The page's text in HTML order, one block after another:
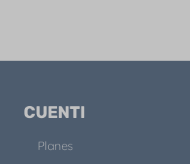
CUENTI
Planes